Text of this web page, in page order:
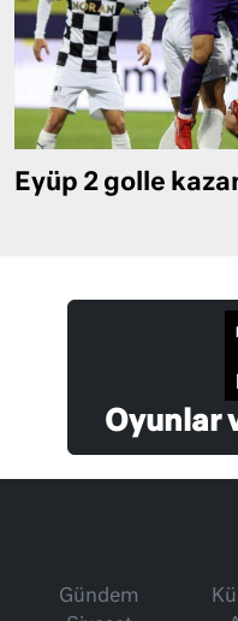
Eyüp 2 golle
Oyunlar
Gündem